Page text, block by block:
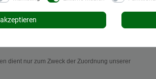
dient nur zum Zweck der Zuordnung unserer